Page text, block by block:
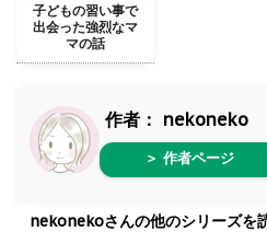
子どもの習い事で
出会った強烈なマ
マの話
作者： nekoneko
＞ 作者ページ
nekonekoさんの他のシリーズを